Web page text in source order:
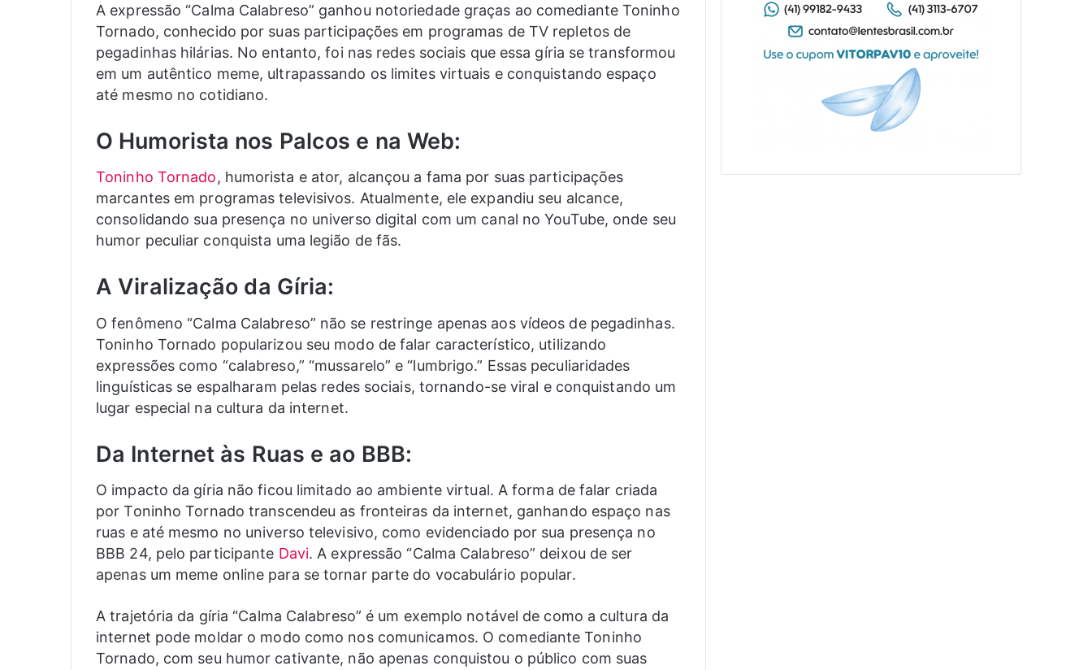
A expressão “Calma Calabreso” ganhou notoriedade graças ao comediante Toninho
Tornado, conhecido por suas participações em programas de TV repletos de
pegadinhas hilárias. No entanto, foi nas redes sociais que essa gíria se transformou
em um autêntico meme, ultrapassando os limites virtuais e conquistando espaço
até mesmo no cotidiano.
O Humorista nos Palcos e na Web:
Toninho Tornado, humorista e ator, alcançou a fama por suas participações
marcantes em programas televisivos. Atualmente, ele expandiu seu alcance,
consolidando sua presença no universo digital com um canal no YouTube, onde seu
humor peculiar conquista uma legião de fãs.
A Viralização da Gíria:
O fenômeno “Calma Calabreso” não se restringe apenas aos vídeos de pegadinhas.
Toninho Tornado popularizou seu modo de falar característico, utilizando
expressões como “calabreso,” “mussarelo” e “lumbrigo.” Essas peculiaridades
linguísticas se espalharam pelas redes sociais, tornando-se viral e conquistando um
lugar especial na cultura da internet.
Da Internet às Ruas e ao BBB:
O impacto da gíria não ficou limitado ao ambiente virtual. A forma de falar criada
por Toninho Tornado transcendeu as fronteiras da internet, ganhando espaço nas
ruas e até mesmo no universo televisivo, como evidenciado por sua presença no
BBB 24, pelo participante Davi. A expressão “Calma Calabreso” deixou de ser
apenas um meme online para se tornar parte do vocabulário popular.
A trajetória da gíria “Calma Calabreso” é um exemplo notável de como a cultura da
internet pode moldar o modo como nos comunicamos. O comediante Toninho
Tornado, com seu humor cativante, não apenas conquistou o público com suas